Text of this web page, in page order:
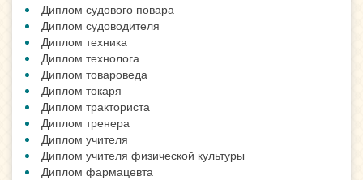
Диплом судового повара
Диплом судоводителя
Диплом техника
Диплом технолога
Диплом товароведа
Диплом токаря
Диплом тракториста
Диплом тренера
Диплом учителя
Диплом учителя физической культуры
Диплом фармацевта